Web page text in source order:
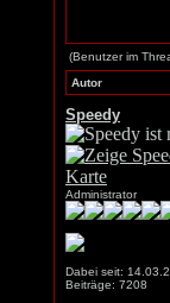
(Benutzer im
Autor
Speedy
Administrator
Dabei seit:
Beiträge: 7208